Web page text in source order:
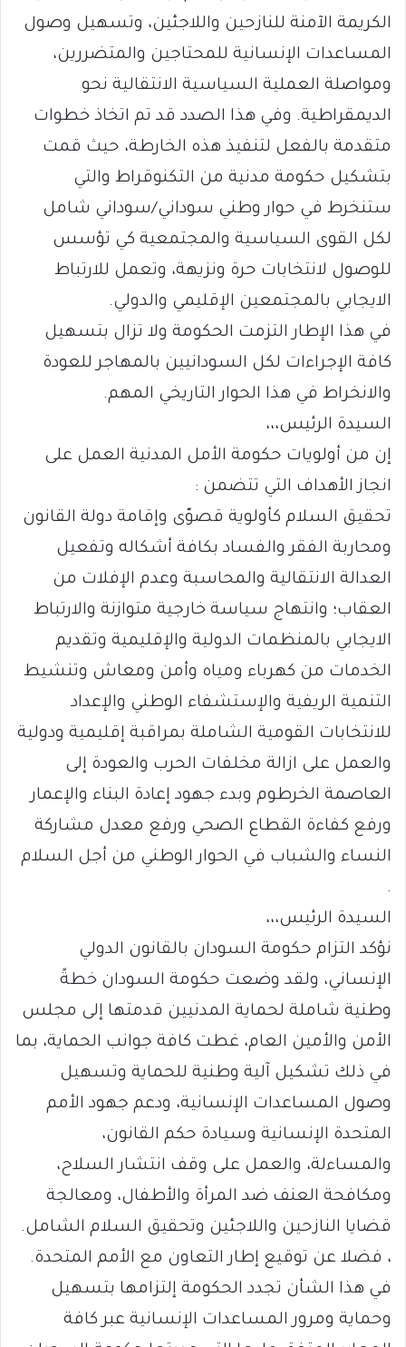
الكريمة الآمنة للنازحين واللاجئين، وتسهيل وصول
المساعدات الإنسانية للمحتاجين والمتضررين،
ومواصلة العملية السياسية الانتقالية نحو
الديمقراطية. وفي هذا الصدد قد تم اتخاذ خطوات
متقدمة بالفعل لتنفيذ هذه الخارطة، حيث قمت
بتشكيل حكومة مدنية من التكنوقراط والتي
ستنخرط في حوار وطني سوداني/سوداني شامل
لكل القوى السياسية والمجتمعية كي تؤسس
للوصول لانتخابات حرة ونزيهة، وتعمل للارتباط
الايجابي بالمجتمعين الإقليمي والدولي.
في هذا الإطار التزمت الحكومة ولا تزال بتسهيل
كافة الإجراءات لكل السودانيين بالمهاجر للعودة
والانخراط في هذا الحوار التاريخي المهم.
السيدة الرئيس،،،
إن من أولويات حكومة الأمل المدنية العمل على
انجاز الأهداف التي تتضمن :
تحقيق السلام كأولوية قصوّى وإقامة دولة القانون
ومحاربة الفقر والفساد بكافة أشكاله وتفعيل
العدالة الانتقالية والمحاسبة وعدم الإفلات من
العقاب؛ وانتهاج سياسة خارجية متوازنة والارتباط
الايجابي بالمنظمات الدولية والإقليمية وتقديم
الخدمات من كهرباء ومياه وأمن ومعاش وتنشيط
التنمية الريفية والإستشفاء الوطني والإعداد
للانتخابات القومية الشاملة بمراقبة إقليمية ودولية
والعمل على ازالة مخلفات الحرب والعودة إلى
العاصمة الخرطوم وبدء جهود إعادة البناء والإعمار
ورفع كفاءة القطاع الصحي ورفع معدل مشاركة
النساء والشباب في الحوار الوطني من أجل السلام
.
السيدة الرئيس،،،
نؤكد التزام حكومة السودان بالقانون الدولي
الإنساني، ولقد وضعت حكومة السودان خطةً
وطنية شاملة لحماية المدنيين قدمتها إلى مجلس
الأمن والأمين العام، غطت كافة جوانب الحماية، بما
في ذلك تشكيل آلية وطنية للحماية وتسهيل
وصول المساعدات الإنسانية، ودعم جهود الأمم
المتحدة الإنسانية وسيادة حكم القانون،
والمساءلة، والعمل على وقف انتشار السلاح،
ومكافحة العنف ضد المرأة والأطفال، ومعالجة
قضايا النازحين واللاجئين وتحقيق السلام الشامل.
، فضلا عن توقيع إطار التعاون مع الأمم المتحدة.
في هذا الشأن تجدد الحكومة إلتزامها بتسهيل
وحماية ومرور المساعدات الإنسانية عبر كافة